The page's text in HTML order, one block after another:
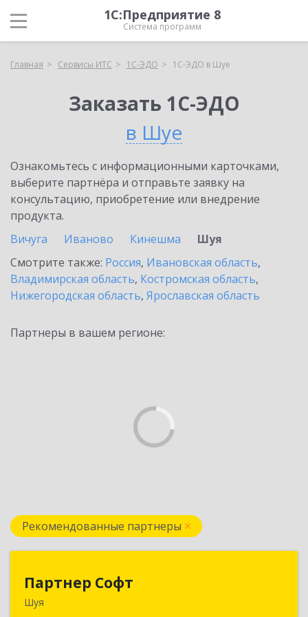
1С:Предприятие 8
Система программ
Главная Сервисы ИТС 1С-ЭДО 1С-ЭДО в Шуе
Заказать 1С-ЭДО
в Шуе
Ознакомьтесь с информационными карточками,
выберите партнёра и отправьте заявку на
консультацию, приобретение или внедрение
продукта.
Вичуга
Иваново Кинешма
Шуя
Смотрите также: Россия, Ивановская область,
Владимирская область, Костромская область,
Нижегородская область, Ярославская область
Партнеры в вашем регионе:
Рекомендованные партнеры
Партнер Софт
Шуя155900, Ивановская обл, Шуйский р-н, Шуя г,